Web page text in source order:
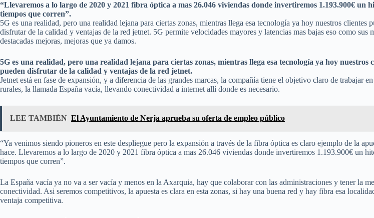
“Llevaremos a lo largo de 2020 y 2021 fibra óptica a mas 26.046 viviendas donde invertiremos 1.193.900€ un
tiempos que corren”.
5G es una realidad, pero una realidad lejana para ciertas zonas, mientras llega esa tecnología ya hoy nuestros clientes
disfrutar de la calidad y ventajas de la red jetnet. 5G permite velocidades mayores y latencias mas bajas eso como sus
destacadas mejoras, mejoras que ya damos.
5G es una realidad, pero una realidad lejana para ciertas zonas, mientras llega esa tecnología ya hoy nuestros
pueden disfrutar de la calidad y ventajas de la red jetnet.
Jetnet está en fase de expansión, y a diferencia de las grandes marcas, la compañía tiene el objetivo claro de trabajar
rurales, la llamada España vacía, llevando conectividad a internet allí donde es necesario.
LEE TAMBIÉN El Ayuntamiento de Nerja aprueba su oferta de empleo público
“Ya venimos siendo pioneros en este despliegue pero la expansión a través de la fibra óptica es claro ejemplo de la
hace. Llevaremos a lo largo de 2020 y 2021 fibra óptica a mas 26.046 viviendas donde invertiremos 1.193.900€ un
tiempos que corren”.
La España vacía ya no va a ser vacía y menos en la Axarquia, hay que colaborar con las administraciones y tener la
conectividad. Asi seremos competitivos, la apuesta es clara en esta zonas, si hay una buena red y hay fibra esa
ventaja competitiva.